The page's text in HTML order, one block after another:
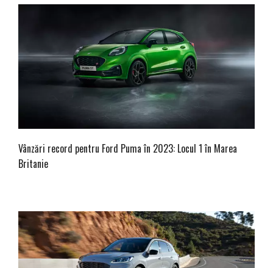
Vânzări record pentru Ford Puma în 2023: Locul 1 în Marea
Britanie